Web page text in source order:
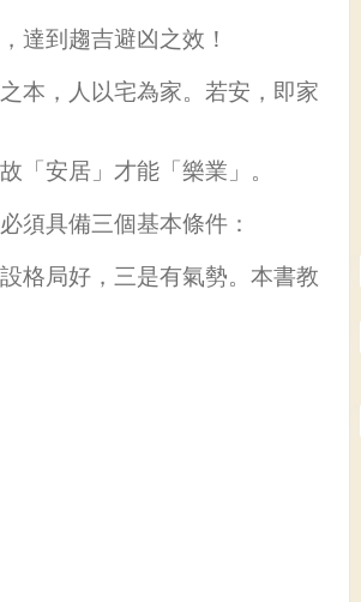
達到趨吉避凶之效！
本，人以宅為家。若安，即家
「安居」才能「樂業」。
須具備三個基本條件：
格局好，三是有氣勢。本書教